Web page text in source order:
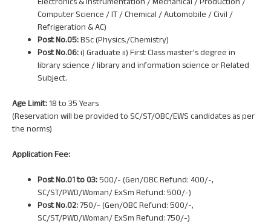
Electronics & Instrumentation / Mechanical / Production /
Computer Science / IT / Chemical / Automobile / Civil /
Refrigeration & AC)
Post No.05:BSc (Physics./Chemistry)
Post No.06:i) Graduate ii) First Class master’s degree in
library science / library and information science or Related
Subject.
Age Limit:18 to 35 Years
(Reservation will be provided to SC/ST/OBC/EWS candidates as per
the norms)
Application Fee:
Post No.01 to 03:500/- (Gen/OBC Refund: 400/-,
SC/ST/PWD/Woman/ ExSm Refund: 500/-)
Post No.02:750/- (Gen/OBC Refund: 500/-,
SC/ST/PWD/Woman/ ExSm Refund: 750/-)